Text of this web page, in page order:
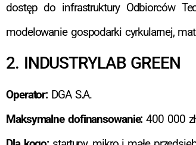
dostęp do infrastruktury Odbiorców
modelowanie gospodarki cyrkularnej,
2. INDUSTRYLAB GREEN
Operator:DGA S.A.
Maksymalne dofinansowanie:400 000 zł